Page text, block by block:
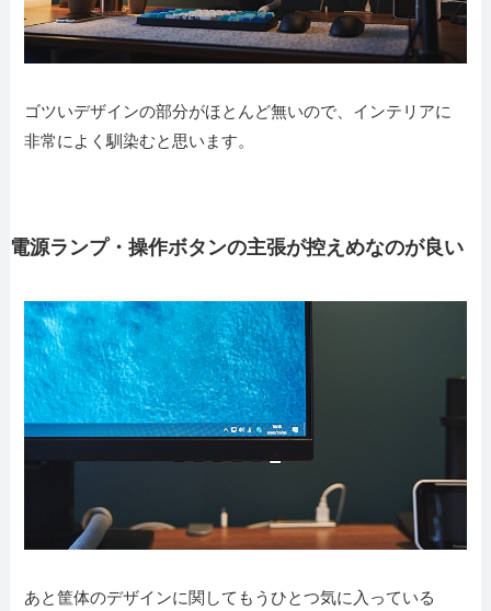
ゴツいデザインの部分がほとんど無いので、インテリアに
非常によく馴染むと思います。
電源ランプ・操作ボタンの主張が控えめなのが良い
あと筐体のデザインに関してもうひとつ気に入っている